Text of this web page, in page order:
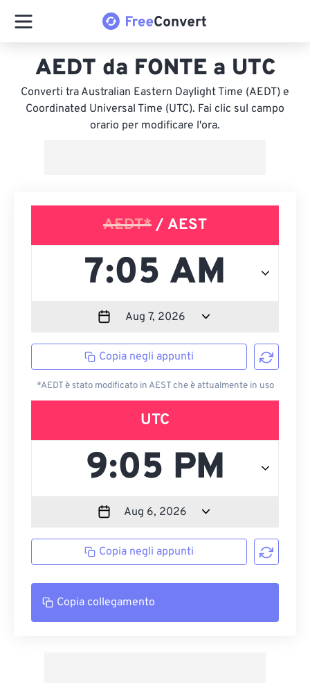
AEDT da FONTE a UTC
Converti tra Australian Eastern Daylight Time (AEDT) e
Coordinated Universal Time (UTC). Fai clic sul campo
orario per modificare l'ora.
AEDT* / AEST
Copia negli appunti
*AEDT è stato modificato in AEST che è attualmente in uso
UTC
Copia negli appunti
Copia collegamento